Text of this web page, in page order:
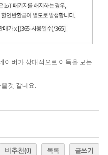
이버가 상대적으로 이득을 보는
것 같네요.
비추천(0) 목록 글쓰기